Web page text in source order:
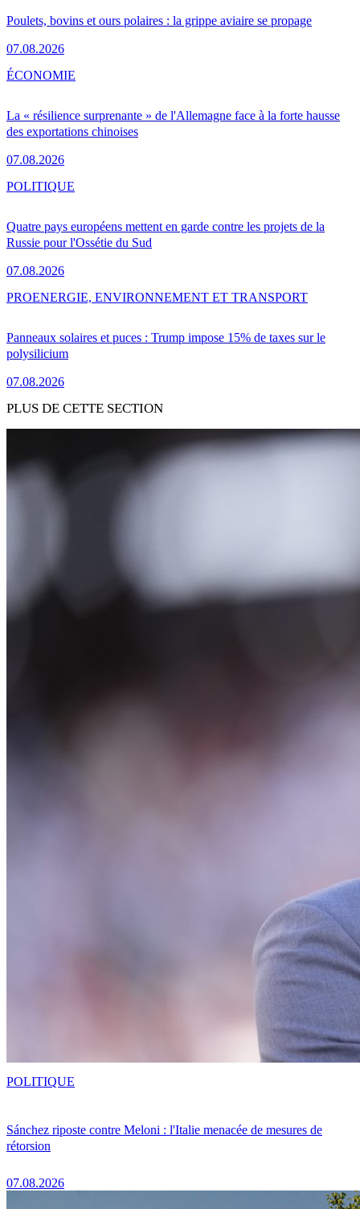
Poulets, bovins et ours polaires : la grippe aviaire se propage
07.08.2026
La « résilience surprenante » de l'Allemagne face à la forte hausse
des exportations chinoises
07.08.2026
ÉCONOMIE
Quatre pays européens mettent en garde contre les projets de la
Russie pour l'Ossétie du Sud
07.08.2026
POLITIQUE
Panneaux solaires et puces : Trump impose 15% de taxes sur le
polysilicium
07.08.2026
PROENERGIE, ENVIRONNEMENT ET TRANSPORT
PLUS DE CETTE SECTION
Sánchez riposte contre Meloni : l'Italie menacée de mesures de
rétorsion
07.08.2026
POLITIQUE